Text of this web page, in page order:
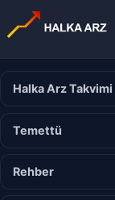
Halka Arz Takvimi
Temettü
Rehber